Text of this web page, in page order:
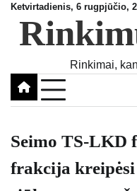
Skip
content
Ketvirtadienis, 6 rugpjūčio,
Rinkimai,
Seimo TS-LKD
frakcija